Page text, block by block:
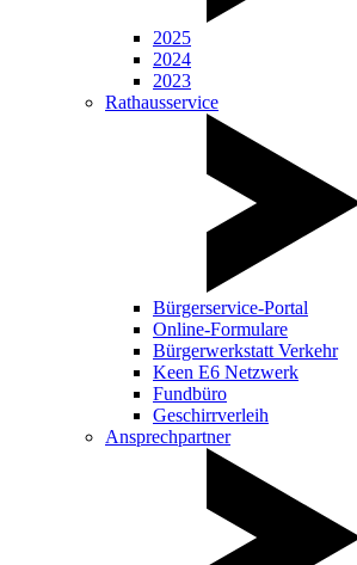
2025
2024
2023
Rathausservice
Bürgerservice-Portal
Online-Formulare
Bürgerwerkstatt Verkehr
Keen E6 Netzwerk
Fundbüro
Geschirrverleih
Ansprechpartner